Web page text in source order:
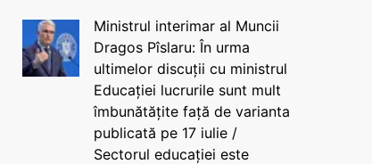
Ministrul interimar al Muncii
Dragos Pîslaru: În urma
ultimelor discuții cu ministrul
Educației lucrurile sunt mult
îmbunătățite față de varianta
publicată pe 17 iulie /
Sectorul educației este